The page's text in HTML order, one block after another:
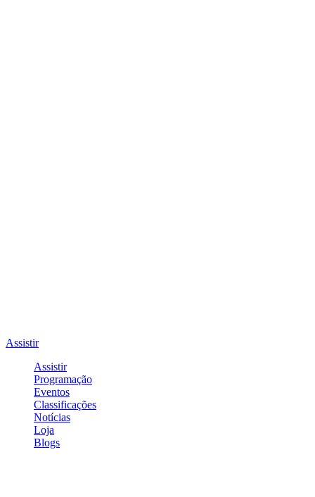
Assistir
Assistir
Programação
Eventos
Classificações
Notícias
Loja
Blogs